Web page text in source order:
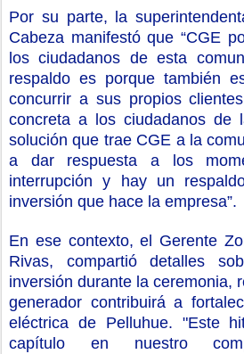
Por su parte, la
Cabeza manifestó que “CGE
los ciudadanos de esta
respaldo es porque también
concurrir a sus propios
concreta a los ciudadanos de
solución que trae CGE ala
a dar respuesta a los
interrupción y hay un
inversión que hace la empresa”.
En ese contexto, el
Gerente
Rivas, compartió detalles
inversión durante la ceremonia,
generador contribuirá a
eléctrica de Pelluhue. "Este
capítulo en nuestro